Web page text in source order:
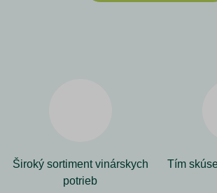
Široký sortiment vinárskych
potrieb
Tím